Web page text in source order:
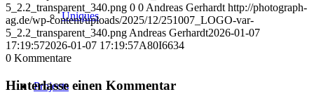
Uniques
Projects
5_2.2_transparent_340.png 0 0 Andreas Gerhardt http://photograph-
ag.de/wp-content/uploads/2025/12/251007_LOGO-var-
5_2.2_transparent_340.png Andreas Gerhardt2026-01-07
17:19:572026-01-07 17:19:57A80I6634
0 Kommentare
Hinterlasse einen Kommentar